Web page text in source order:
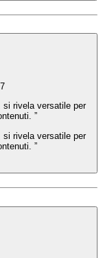
si rivela versatile per
”
si rivela versatile per
”